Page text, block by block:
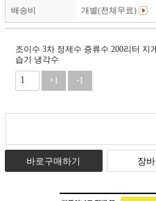
배송비 개별(전체무료)
조이수 3차 정제수 증류수 200리터
습기 냉각수
+1 -1
바로구매하기 장